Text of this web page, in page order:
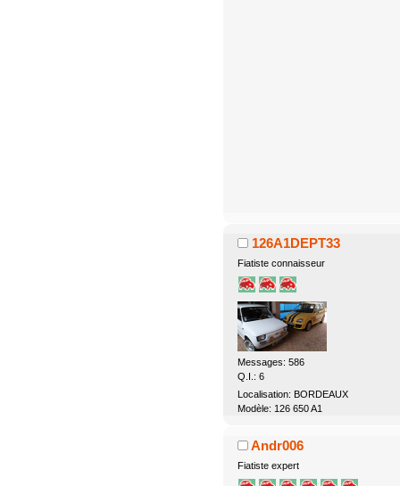
126A1DEPT33
Fiatiste connaisseur
Messages: 586
Q.I.: 6
Localisation: BORDEAUX
Modèle: 126 650 A1
Andr006
Fiatiste expert